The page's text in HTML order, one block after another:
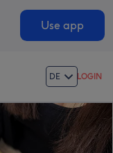
Use app
DE LOGIN